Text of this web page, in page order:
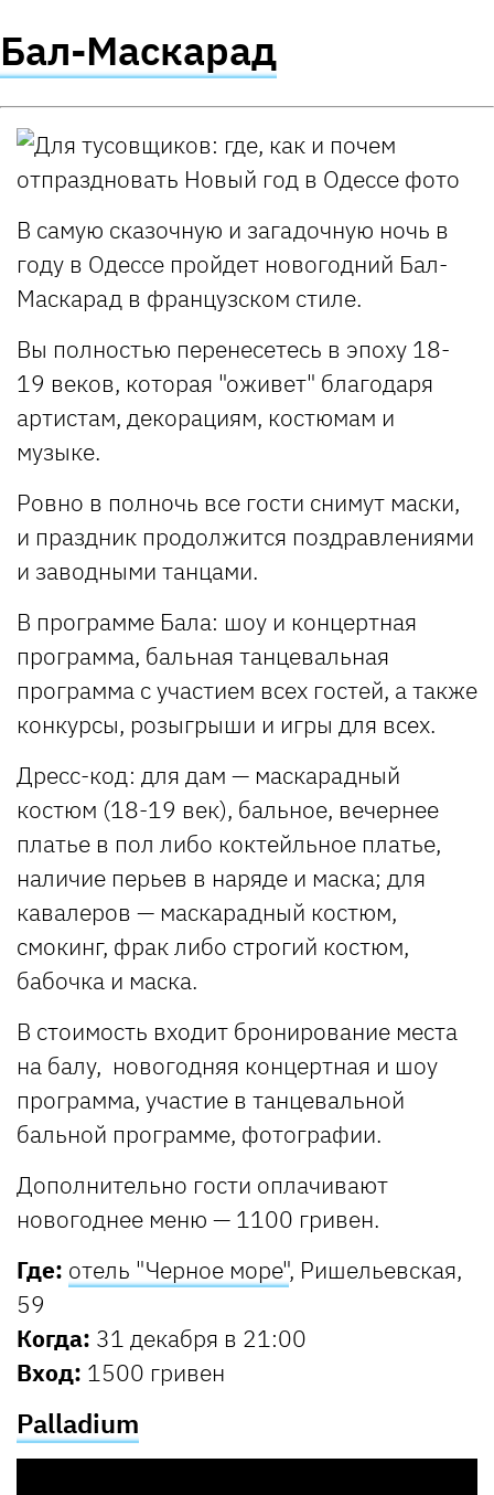
Бал-Маскарад
В самую сказочную и загадочную ночь в
году в Одессе пройдет новогодний Бал-
Маскарад в французском стиле.
Вы полностью перенесетесь в эпоху 18-
19 веков, которая "оживет" благодаря
артистам, декорациям, костюмам и
музыке.
Ровно в полночь все гости снимут маски,
и праздник продолжится поздравлениями
и заводными танцами.
В программе Бала: шоу и концертная
программа, бальная танцевальная
программа с участием всех гостей, а также
конкурсы, розыгрыши и игры для всех.
Дресс-код: для дам — маскарадный
костюм (18-19 век), бальное, вечернее
платье в пол либо коктейльное платье,
наличие перьев в наряде и маска; для
кавалеров — маскарадный костюм,
смокинг, фрак либо строгий костюм,
бабочка и маска.
В стоимость входит бронирование места
на балу, новогодняя концертная и шоу
программа, участие в танцевальной
бальной программе, фотографии.
Дополнительно гости оплачивают
новогоднее меню — 1100 гривен.
Где: отель "Черное море", Ришельевская,
59
Когда: 31 декабря в 21:00
Вход: 1500 гривен
Palladium